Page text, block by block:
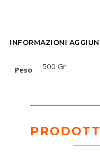
INFORMAZIONI
Peso 500 Gr